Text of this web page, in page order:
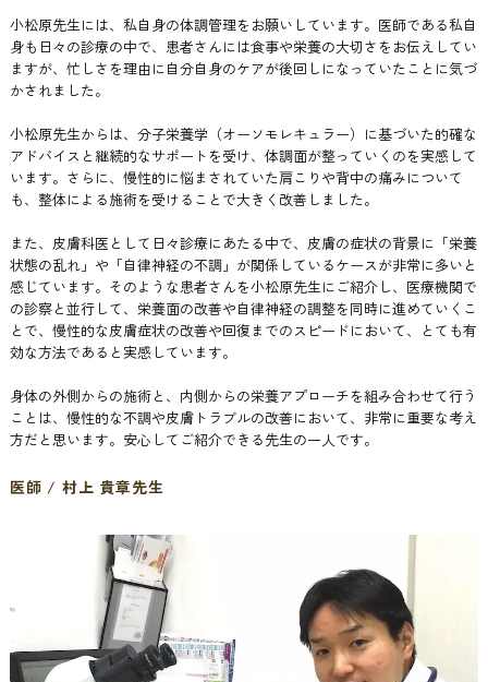
小松原先生には、私自身の体調管理をお願いしています。医師である私自
身も日々の診療の中で、患者さんには食事や栄養の大切さをお伝えしてい
ますが、忙しさを理由に自分自身のケアが後回しになっていたことに気づ
かされました。
小松原先生からは、分子栄養学（オーソモレキュラー）に基づいた的確な
アドバイスと継続的なサポートを受け、体調面が整っていくのを実感して
います。さらに、慢性的に悩まされていた肩こりや背中の痛みについて
も、整体による施術を受けることで大きく改善しました。
また、皮膚科医として日々診療にあたる中で、皮膚の症状の背景に「栄養
状態の乱れ」や「自律神経の不調」が関係しているケースが非常に多いと
感じています。そのような患者さんを小松原先生にご紹介し、医療機関で
の診察と並行して、栄養面の改善や自律神経の調整を同時に進めていくこ
とで、慢性的な皮膚症状の改善や回復までのスピードにおいて、とても有
効な方法であると実感しています。
身体の外側からの施術と、内側からの栄養アプローチを組み合わせて行う
ことは、慢性的な不調や皮膚トラブルの改善において、非常に重要な考え
方だと思います。安心してご紹介できる先生の一人です。
医師 / 村上 貴章先生